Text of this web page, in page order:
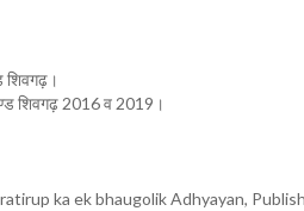
शिवगढ़।
शिवगढ़ 2016 व 2019।
ka ek bhaugolik Adhyayan,